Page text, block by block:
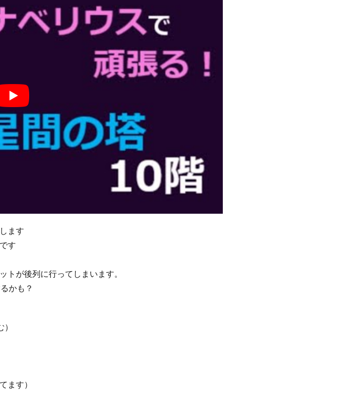
ます
す
トが後列に行ってしまいます。
かも？
ます）